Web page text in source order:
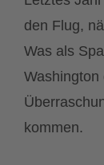
den Flug,
Was als
kommen.